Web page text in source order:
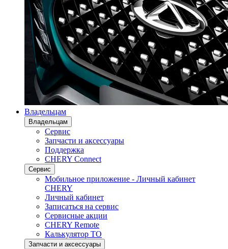
Владельцам
Владельцам
Сервис
Запчасти и аксессуары
Поддержка
CHERY Connect
Сервис
Мобильное приложение - Личный кабинет
CHERY
Личный кабинет
Записаться на сервис
Сервисные акции
CHERY Remote
Калькулятор ТО
Запчасти и аксессуары